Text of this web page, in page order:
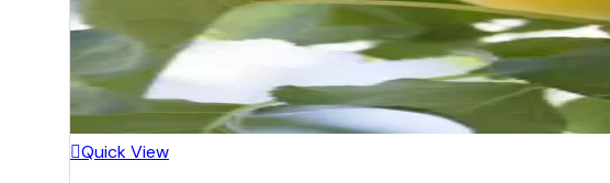
Quick View